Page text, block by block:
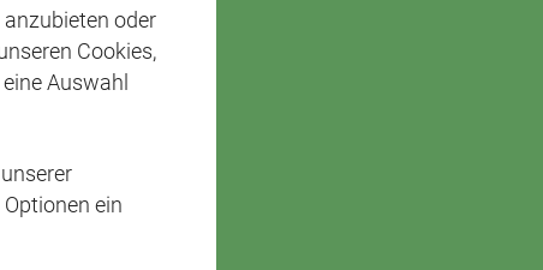
oder
Cookies,
Auswahl
ein